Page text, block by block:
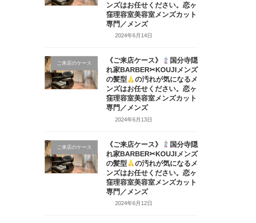
ンズはお任せください。恋ヶ
窪理容室美容室メンズカット
専門／メンズ
2024年6月14日
ご来店のケース 《ご来店ケース》
国分寺隠
れ家BARBER✂KOUJIメンズ
の髪型
の汚れが気になるメ
ンズはお任せください。恋ヶ
窪理容室美容室メンズカット
専門／メンズ
2024年6月13日
ご来店のケース 《ご来店ケース》
国分寺隠
れ家BARBER✂KOUJIメンズ
の髪型
の汚れが気になるメ
ンズはお任せください。恋ヶ
窪理容室美容室メンズカット
専門／メンズ
2024年6月12日